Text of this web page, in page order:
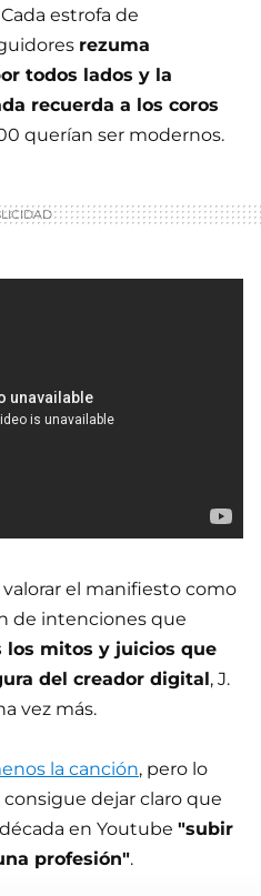
estrofa de
rezuma
todos lados y la
recuerda a los coros
querían ser modernos.
valorar el manifiesto como
de intenciones que
los mitos y juicios que
del creador digital, J.
vez más.
la canción, pero lo
dejar claro que
en Youtube "subir
profesión".